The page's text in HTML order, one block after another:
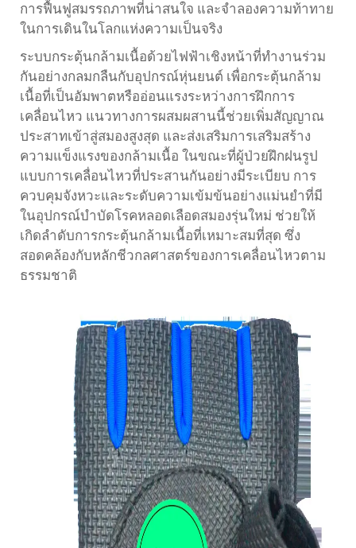
การฟื้นฟูสมรรถภาพที่น่าสนใจ และจำลองความท้าทาย
ในการเดินในโลกแห่งความเป็นจริง
ระบบกระตุ้นกล้ามเนื้อด้วยไฟฟ้าเชิงหน้าที่ทำงานร่วม
กันอย่างกลมกลืนกับอุปกรณ์หุ่นยนต์ เพื่อกระตุ้นกล้าม
เนื้อที่เป็นอัมพาตหรืออ่อนแรงระหว่างการฝึกการ
เคลื่อนไหว แนวทางการผสมผสานนี้ช่วยเพิ่มสัญญาณ
ประสาทเข้าสู่สมองสูงสุด และส่งเสริมการเสริมสร้าง
ความแข็งแรงของกล้ามเนื้อ ในขณะที่ผู้ป่วยฝึกฝนรูป
แบบการเคลื่อนไหวที่ประสานกันอย่างมีระเบียบ การ
ควบคุมจังหวะและระดับความเข้มข้นอย่างแม่นยำที่มี
ในอุปกรณ์บำบัดโรคหลอดเลือดสมองรุ่นใหม่ ช่วยให้
เกิดลำดับการกระตุ้นกล้ามเนื้อที่เหมาะสมที่สุด ซึ่ง
สอดคล้องกับหลักชีวกลศาสตร์ของการเคลื่อนไหวตาม
ธรรมชาติ